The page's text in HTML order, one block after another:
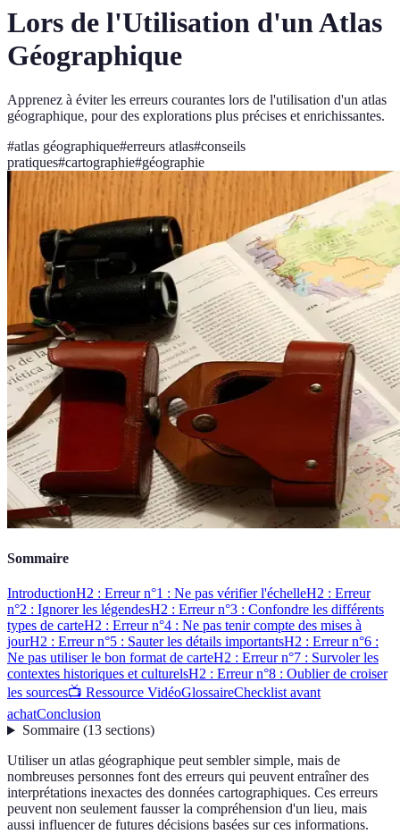
Lors de l'Utilisation d'un Atlas
Géographique
Apprenez à éviter les erreurs courantes lors de l'utilisation d'un atlas
géographique, pour des explorations plus précises et enrichissantes.
#atlas géographique#erreurs atlas#conseils
pratiques#cartographie#géographie
Sommaire
IntroductionH2 : Erreur n°1 : Ne pas vérifier l'échelleH2 : Erreur
n°2 : Ignorer les légendesH2 : Erreur n°3 : Confondre les différents
types de carteH2 : Erreur n°4 : Ne pas tenir compte des mises à
jourH2 : Erreur n°5 : Sauter les détails importantsH2 : Erreur n°6 :
Ne pas utiliser le bon format de carteH2 : Erreur n°7 : Survoler les
contextes historiques et culturelsH2 : Erreur n°8 : Oublier de croiser
les sources📺 Ressource VidéoGlossaireChecklist avant
achatConclusion
Sommaire(13 sections)
Utiliser un atlas géographique peut sembler simple, mais de
nombreuses personnes font des erreurs qui peuvent entraîner des
interprétations inexactes des données cartographiques. Ces erreurs
peuvent non seulement fausser la compréhension d'un lieu, mais
aussi influencer de futures décisions basées sur ces informations.